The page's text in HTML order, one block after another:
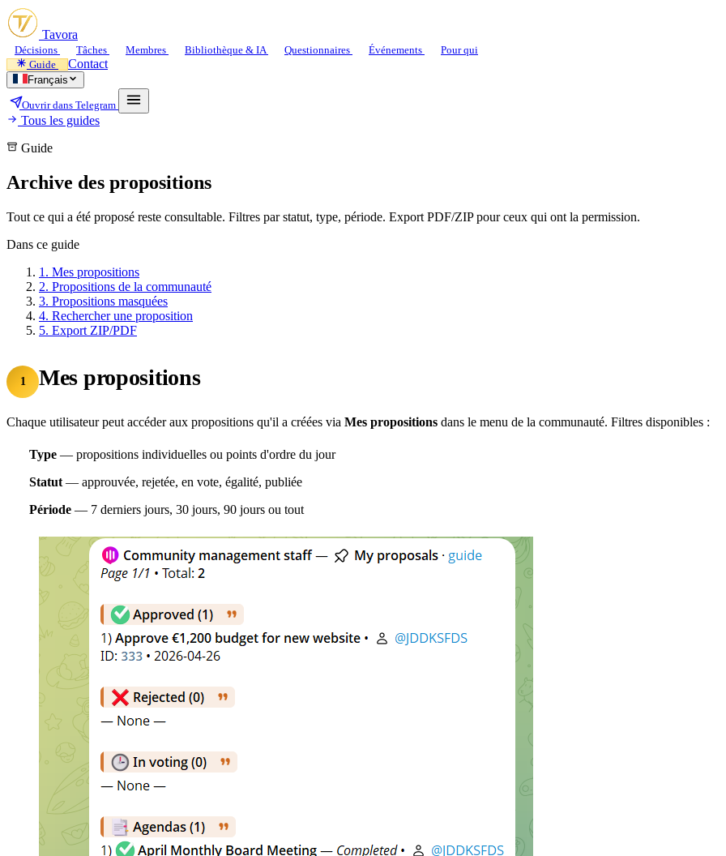
Tavora
Décisions Tâches Membres Bibliothèque & IA Questionnaires Événements
Pour qui
Guide
Contact
Français
Ouvrir dans Telegram
Tous les guides
Guide
Archive des propositions
Tout ce qui a été proposé reste consultable. Filtres par statut, type, période. Export PDF/ZIP pour ceux qui ont la permission.
Dans ce guide
1. Mes propositions
2. Propositions de la communauté
3. Propositions masquées
4. Rechercher une proposition
5. Export ZIP/PDF
1 Mes propositions
Chaque utilisateur peut accéder aux propositions qu'il a créées via Mes propositions dans le menu de la communauté. Filtres disponibles :
Type — propositions individuelles ou points d'ordre du jour
Statut — approuvée, rejetée, en vote, égalité, publiée
Période — 7 derniers jours, 30 jours, 90 jours ou tout